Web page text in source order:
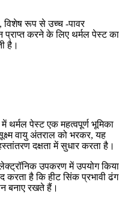
रूप से उच्च -पावर
प्राप्त करने के लिए थर्मल पेस्ट का
है।
थर्मल पेस्ट एक महत्वपूर्ण भूमिका
वायु अंतराल को भरकर, यह
दक्षता में सुधार करता है।
उपकरण में उपयोग किया
करता है कि हीट सिंक प्रभावी ढंग
बनाए रखते हैं।